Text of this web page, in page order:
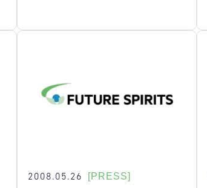
2008.05.26 [PRESS]